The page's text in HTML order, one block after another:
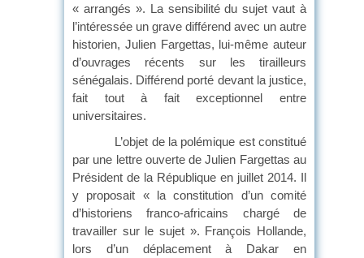
« arrangés ». La sensibilité du sujet vaut à
l’intéressée un grave différend avec un autre
historien, Julien Fargettas, lui-même auteur
d’ouvrages récents sur les tirailleurs
sénégalais. Différend porté devant la justice,
fait tout à fait exceptionnel entre
universitaires.
L’objet de la polémique est constitué
par une lettre ouverte de Julien Fargettas au
Président de la République en juillet 2014. Il
y proposait « la constitution d’un comité
d’historiens franco-africains chargé de
travailler sur le sujet ». François Hollande,
lors d’un déplacement à Dakar en